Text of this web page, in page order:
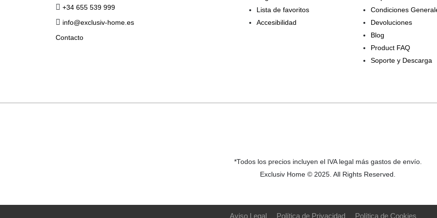
+34 655 539 999
info@exclusiv-home.es
Contacto
Lista de favoritos
Accesibilidad
Condiciones
Devoluciones
Blog
Product FAQ
Soporte y Descarga
*Todos los precios incluyen el IVA legal más gastos de envío.
Exclusiv Home © 2025. All Rights Reserved.
Aviso Legal Política de Privacidad Política de Cookies